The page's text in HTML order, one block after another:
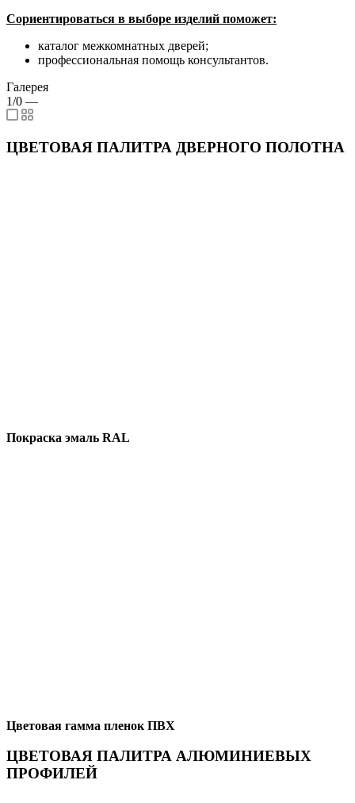
Сориентироваться в выборе изделий поможет:
каталог межкомнатных дверей;
профессиональная помощь консультантов.
Галерея
1/0 —
ЦВЕТОВАЯ ПАЛИТРА ДВЕРНОГО ПОЛОТНА
Покраска эмаль RAL
Цветовая гамма пленок ПВХ
ЦВЕТОВАЯ ПАЛИТРА АЛЮМИНИЕВЫХ
ПРОФИЛЕЙ